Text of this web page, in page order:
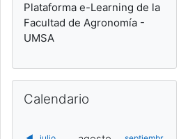
Plataforma e-Learning de la
Facultad de Agronomía -
UMSA
Calendario